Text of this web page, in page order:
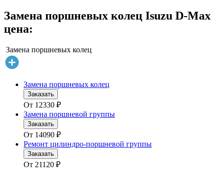
Замена поршневых колец Isuzu D-Max
цена:
Замена поршневых колец
Замена поршневых колец
Заказать
От 12330 ₽
Замена поршневой группы
Заказать
От 14090 ₽
Ремонт цилиндро-поршневой группы
Заказать
От 21120 ₽